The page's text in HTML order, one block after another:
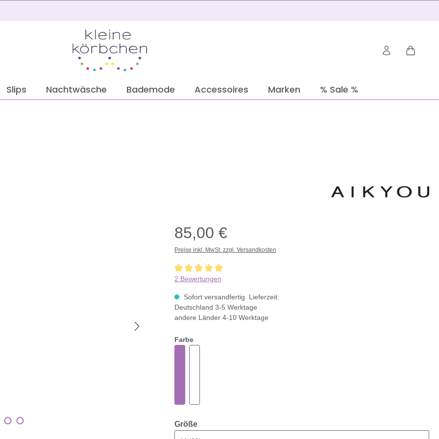
Slips Nachtwäsche Bademode Accessoires Marken % Sale %
85,00 €
Preise inkl. MwSt. zzgl. Versandkosten
Durchschnittliche Bewertung von 5 von 5 Sternen
2 Bewertungen
Sofort versandfertig. Lieferzeit:
Deutschland 3-5 Werktage
andere Länder 4-10 Werktage
Farbe
Größeauswählen